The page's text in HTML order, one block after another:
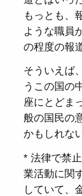
もっとも、
ような職員
の程度の報
そういえば
うこの国の
座にとどま
般の国民の
かもしれな
* 法律で禁
業活動に関
していて、